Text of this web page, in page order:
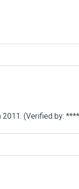
2011. (Verified by: